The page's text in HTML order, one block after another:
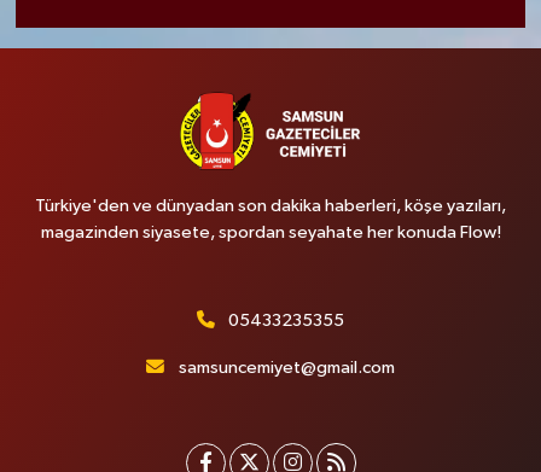
Türkiye'den ve dünyadan son dakika haberleri, köşe yazıları,
magazinden siyasete, spordan seyahate her konuda Flow!
05433235355
samsuncemiyet@gmail.com